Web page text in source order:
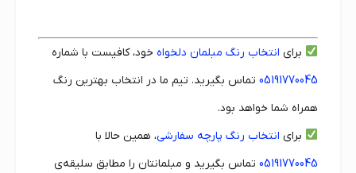
برای انتخاب رنگ مبلمان دلخواهخود، کافیست با شماره
05191770045 تماس بگیرید. تیم ما در انتخاب بهترین رنگ
همراه شما خواهد بود.
برای انتخاب رنگ پارچه سفارشی، همین حالا با
05191770045 تماس بگیرید و مبلمانتان را مطابق سلیقه‌ی